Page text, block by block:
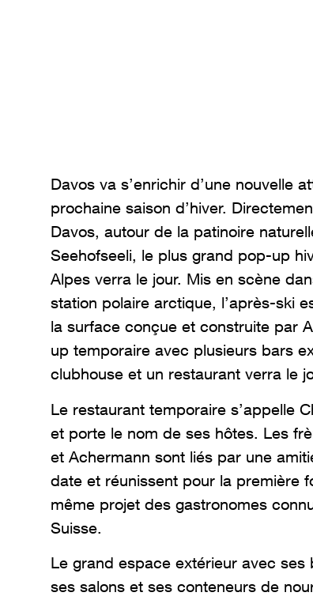
Davos va s’enrichir d’une nouvelle
prochaine saison d’hiver.
Davos, autour de la patinoire
Seehofseeli, le plus grand pop-up
Alpes verra le jour. Mis en scène
station polaire arctique, l’après-ski
la surface conçue et construite par
up temporaire avec plusieurs bars
clubhouse et un restaurant verra le
Le restaurant temporaire s’appelle
et porte le nom de ses hôtes. Les
et Achermann sont liés par une
date et réunissent pour la première
même projet des gastronomes
Suisse.
Le grand espace extérieur avec ses
ses salons et ses conteneurs de